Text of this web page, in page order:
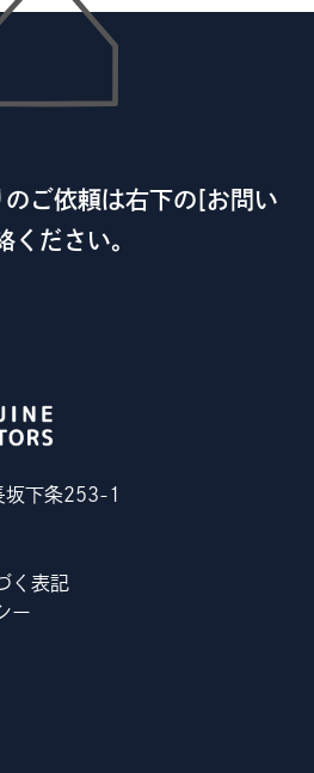
のご依頼は右下の[お問い
ください。
坂下条253-1
く表記
ー